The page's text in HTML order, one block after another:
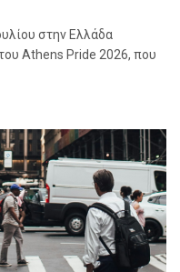
στην Ελλάδα
Athens Pride 2026, που